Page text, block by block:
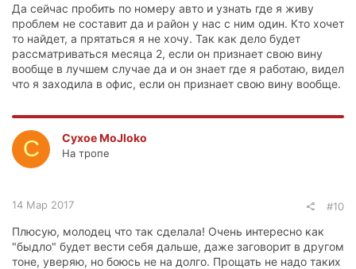
Да сейчас пробить по номеру авто и узнать где я живу
проблем не составит да и район у нас с ним один. Кто хочет
то найдет, а прятаться я не хочу. Так как дело будет
рассматриваться месяца 2, если он признает свою вину
вообще в лучшем случае да и он знает где я работаю, видел
что я заходила в офис, если он признает свою вину вообще.
C Cyxoe MoJloko
На тропе
14 Мар 2017 #10
Плюсую, молодец что так сделала! Очень интересно как
"быдло" будет вести себя дальше, даже заговорит в другом
тоне, уверяю, но боюсь не на долго. Прощать не надо таких